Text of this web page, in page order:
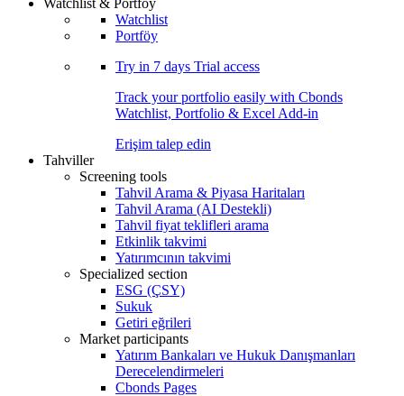
Watchlist & Portföy
Watchlist
Portföy
Try in 7 days Trial access
Track your portfolio easily with Cbonds
Watchlist, Portfolio & Excel Add-in
Erişim talep edin
Tahviller
Screening tools
Tahvil Arama & Piyasa Haritaları
Tahvil Arama (AI Destekli)
Tahvil fiyat teklifleri arama
Etkinlik takvimi
Yatırımcının takvimi
Specialized section
ESG (ÇSY)
Sukuk
Getiri eğrileri
Market participants
Yatırım Bankaları ve Hukuk Danışmanları
Derecelendirmeleri
Cbonds Pages